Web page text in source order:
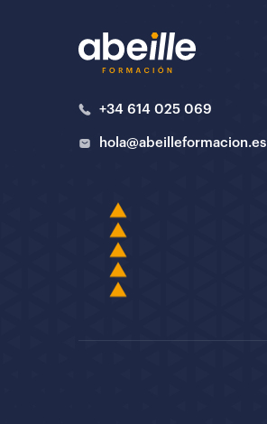
+34 614 025 069
hola@abeilleformacion.es